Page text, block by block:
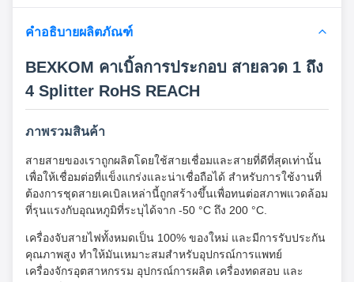
คำอธิบายผลิตภัณฑ์
BEXKOM คาเบิ้ลการประกอบ สายลวด 1 ถึง
4 Splitter RoHS REACH
ภาพรวมสินค้า
สายสายของเราถูกผลิตโดยใช้สายเชื่อมและสายที่ดีที่สุดเท่านั้น
เพื่อให้เชื่อมต่อที่แข็งแกร่งและน่าเชื่อถือได้ สําหรับการใช้งานที่
ต้องการชุดสายเคเบิลเหล่านี้ถูกสร้างขึ้นเพื่อทนต่อสภาพแวดล้อม
ที่รุนแรงกับอุณหภูมิที่ระบุได้จาก -50 °C ถึง 200 °C.
เครื่องจับสายไฟทั้งหมดเป็น 100% ของใหม่ และมีการรับประกัน
คุณภาพสูง ทําให้มันเหมาะสมสําหรับอุปกรณ์การแพทย์
เครื่องจักรอุตสาหกรรม อุปกรณ์การผลิต เครื่องทดสอบ และ